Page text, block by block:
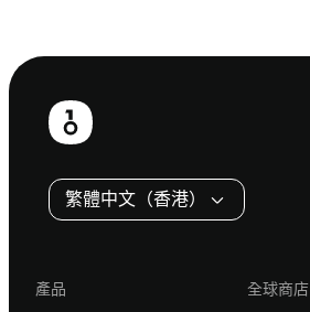
頁
繁體中文（香港）
產品
全球商店